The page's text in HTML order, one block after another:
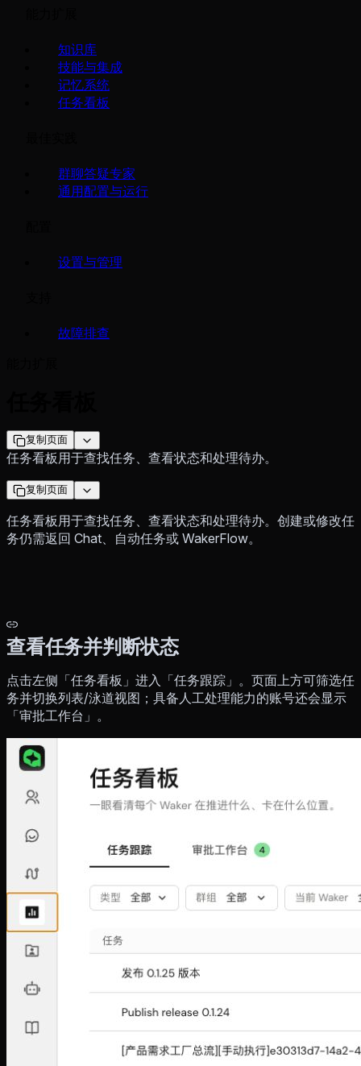
知识库
技能与集成
记忆系统
任务看板
群聊答疑专家
通用配置与运行
设置与管理
故障排查
复制页面
任务看板用于查找任务、查看状态和处理待办。
复制页面
任务看板用于查找任务、查看状态和处理待办。创建或修改任
务仍需返回 Chat、自动任务或 WakerFlow。
查看任务并判断状态
点击左侧「任务看板」进入「任务跟踪」。页面上方可筛选任
务并切换列表/泳道视图；具备人工处理能力的账号还会显示
「审批工作台」。